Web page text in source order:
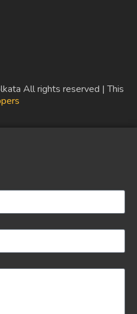
All rights reserved | This